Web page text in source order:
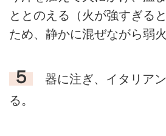
ととのえる（火が強すぎる
ため、静かに混ぜながら弱
５
器に注ぎ、イタリア
る。